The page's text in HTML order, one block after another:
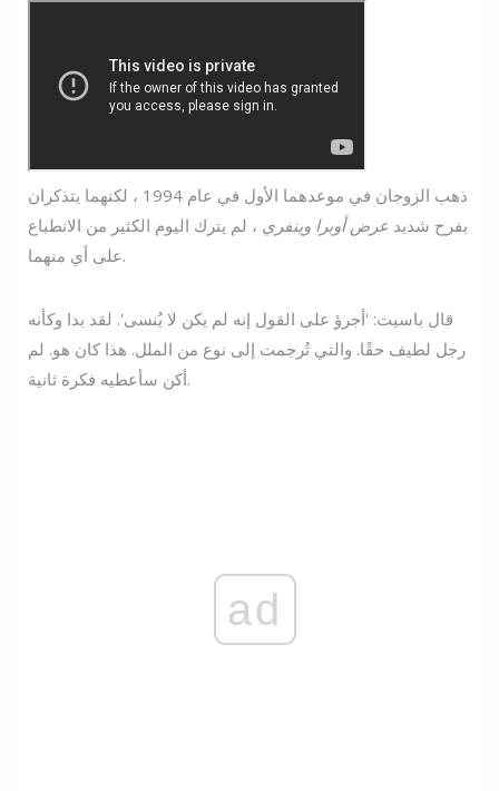
ذهب الزوجان في موعدهما الأول في عام 1994 ، لكنهما يتذكران
بفرح شديد عرض أوبرا وينفري ، لم يترك اليوم الكثير من الانطباع
على أي منهما.
قال باسيت: 'أجرؤ على القول إنه لم يكن لا يُنسى'. لقد بدا وكأنه
رجل لطيف حقًا. والتي تُرجمت إلى نوع من الملل. هذا كان هو. لم
أكن سأعطيه فكرة ثانية.
ad